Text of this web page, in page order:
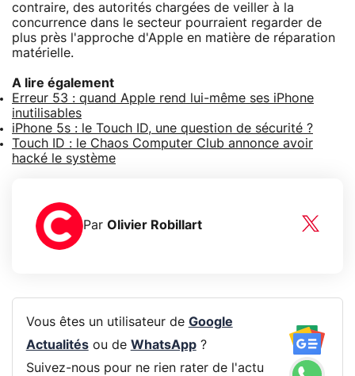
contraire, des autorités chargées de veiller à la
concurrence dans le secteur pourraient regarder de
plus près l'approche d'Apple en matière de réparation
matérielle.
A lire également
Erreur 53 : quand Apple rend lui-même ses iPhone
inutilisables
iPhone 5s : le Touch ID, une question de sécurité ?
Touch ID : le Chaos Computer Club annonce avoir
hacké le système
Par Olivier Robillart
Vous êtes un utilisateur de Google
Actualitésou de WhatsApp?
Suivez-nous pour ne rien rater de l'actu